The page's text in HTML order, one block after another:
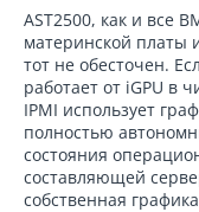
AST2500, как и все
материнской платы
тот не обесточен.
работает от iGPU в
IPMI использует
полностью
состояния
составляющей
собственная